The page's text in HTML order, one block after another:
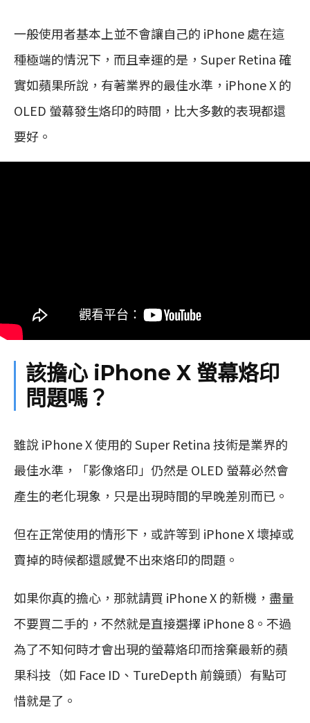
一般使用者基本上並不會讓自己的 iPhone 處在這
種極端的情況下，而且幸運的是，Super Retina 確
實如蘋果所說，有著業界的最佳水準，iPhone X 的
OLED 螢幕發生烙印的時間，比大多數的表現都還
要好。
該擔心 iPhone X 螢幕烙印
問題嗎？
雖說 iPhone X 使用的 Super Retina 技術是業界的
最佳水準，「影像烙印」仍然是 OLED 螢幕必然會
產生的老化現象，只是出現時間的早晚差別而已。
但在正常使用的情形下，或許等到 iPhone X 壞掉或
賣掉的時候都還感覺不出來烙印的問題。
如果你真的擔心，那就請買 iPhone X 的新機，盡量
不要買二手的，不然就是直接選擇 iPhone 8。不過
為了不知何時才會出現的螢幕烙印而捨棄最新的蘋
果科技（如 Face ID、TureDepth 前鏡頭）有點可
惜就是了。